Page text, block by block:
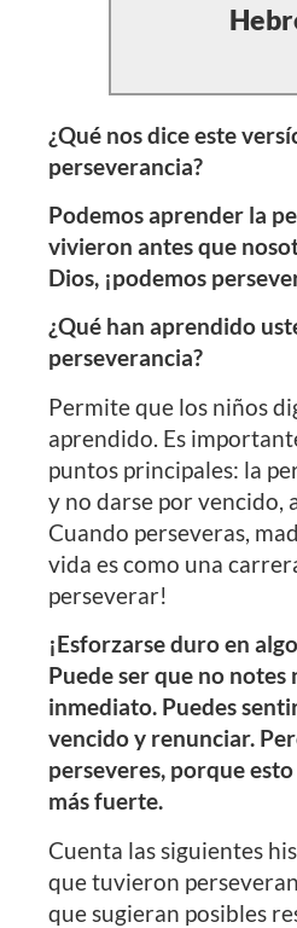
¿Qué nos dice este
perseverancia?
Podemos aprender la
vivieron antes que
Dios, ¡podemos
¿Qué han aprendido
perseverancia?
Permite que los niños
aprendido. Es
puntos principales: la
y no darse por vencido,
Cuando perseveras,
vida es como una
perseverar!
¡Esforzarse duro en
Puede ser que no
inmediato. Puedes
vencido y renunciar.
perseveres, porque
más fuerte.
Cuenta las siguientes
que tuvieron
que sugieran posibles